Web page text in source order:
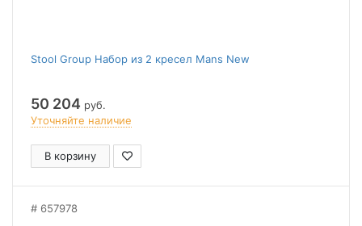
Stool Group Набор из 2 кресел Mans New
50 204 руб.
Уточняйте наличие
В корзину
657978